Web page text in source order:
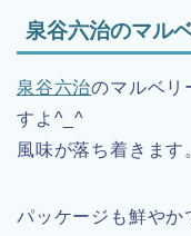
泉谷六治のマル
泉谷六治のマルベリ
すよ^_^
風味が落ち着きます
パッケージも鮮や